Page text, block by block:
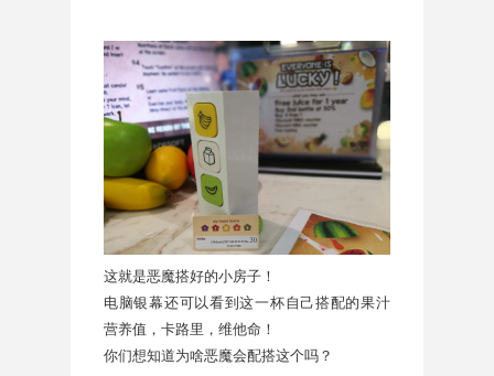
这就是恶魔搭好的小房子！
电脑银幕还可以看到这一杯自己搭配的果汁
营养值，卡路里，维他命！
你们想知道为啥恶魔会配搭这个吗？